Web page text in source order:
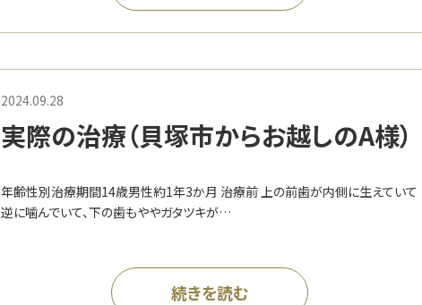
2024.09.28
実際の治療（貝塚市からお越しのA様）
年齢性別治療期間14歳男性約1年3か月 治療前 上の前歯が内側に生えていて
逆に噛んでいて、下の歯もややガタツキが…
続きを読む